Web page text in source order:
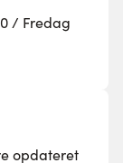
/ Fredag
opdateret